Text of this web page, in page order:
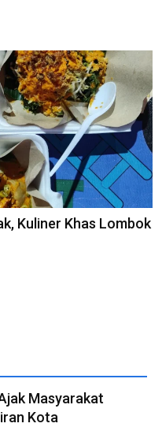
Kuliner Khas Lombok
Masyarakat
Kota